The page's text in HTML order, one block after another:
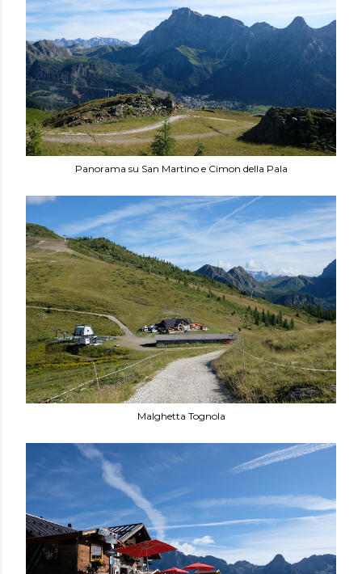
Panorama su San Martino e Cimon della Pala
Malghetta Tognola